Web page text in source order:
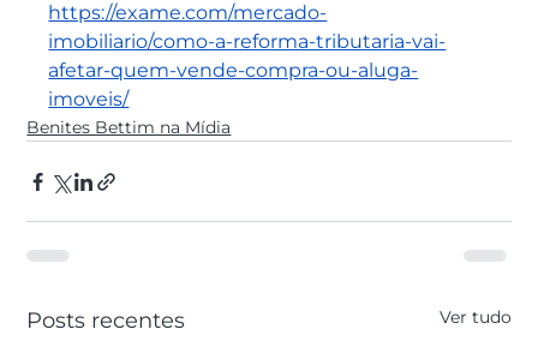
https://exame.com/mercado-
imobiliario/como-a-reforma-tributaria-vai-
afetar-quem-vende-compra-ou-aluga-
imoveis/
Benites Bettim na Mídia
Posts recentes Ver tudo